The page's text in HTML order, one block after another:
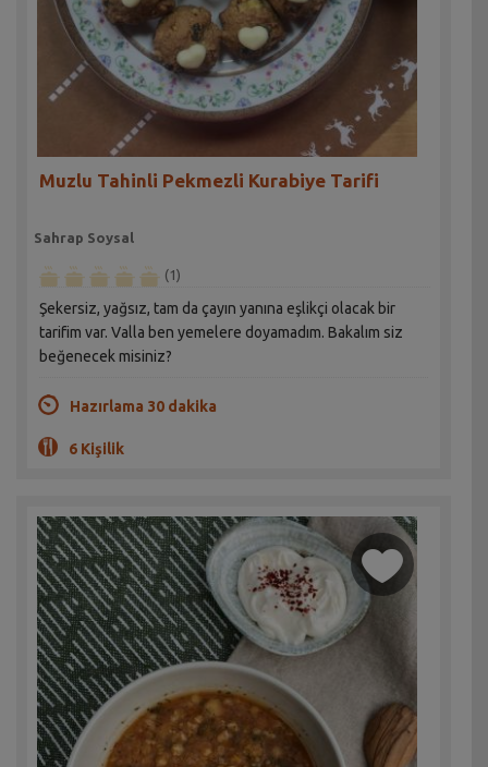
Muzlu Tahinli Pekmezli Kurabiye Tarifi
Sahrap Soysal
(1)
Şekersiz, yağsız, tam da çayın yanına eşlikçi olacak bir
tarifim var. Valla ben yemelere doyamadım. Bakalım siz
beğenecek misiniz?
Hazırlama 30 dakika
6 Kişilik